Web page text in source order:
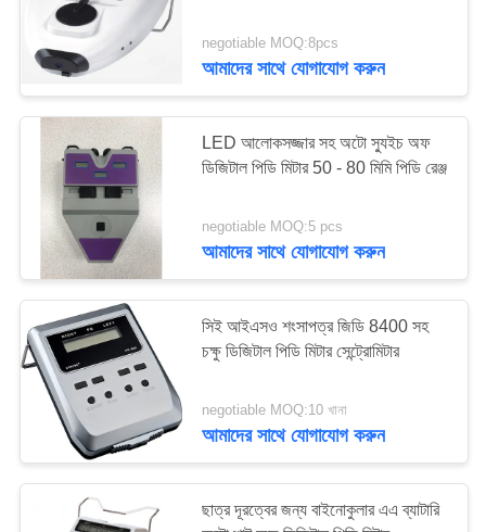
ভ্রমণ
মান
নিয়ন্ত্রণ
যোগাযোগ
করুন
উদ্ধৃতির
জন্য
আবেদন
ম্যাপ
negotiable MOQ:8pcs
আমাদের সাথে যোগাযোগ করুন
LED আলোকসজ্জার সহ অটো স্যুইচ অফ
ডিজিটাল পিডি মিটার 50 - 80 মিমি পিডি রেঞ্জ
negotiable MOQ:5 pcs
আমাদের সাথে যোগাযোগ করুন
সিই আইএসও শংসাপত্র জিডি 8400 সহ
চক্ষু ডিজিটাল পিডি মিটার সেন্ট্রোমিটার
negotiable MOQ:10 খানা
আমাদের সাথে যোগাযোগ করুন
ছাত্র দূরত্বের জন্য বাইনোকুলার এএ ব্যাটারি